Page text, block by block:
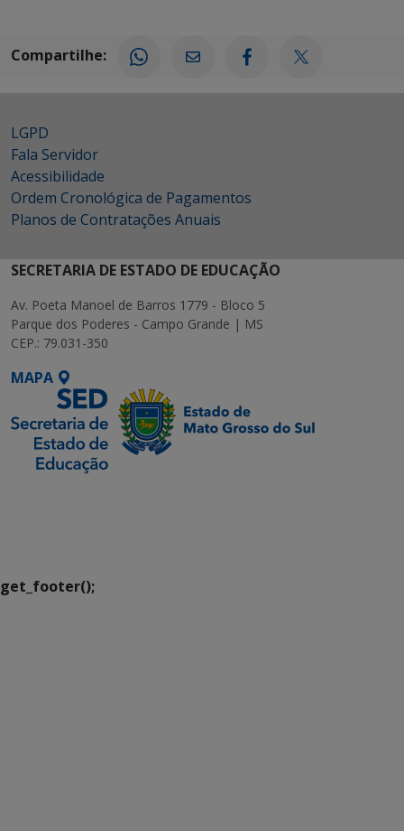
Compartilhe:
LGPD
Fala Servidor
Acessibilidade
Ordem Cronológica de Pagamentos
Planos de Contratações Anuais
SECRETARIA DE ESTADO DE EDUCAÇÃO
Av. Poeta Manoel de Barros 1779 - Bloco 5
Parque dos Poderes - Campo Grande | MS
CEP.: 79.031-350
MAPA
get_footer();